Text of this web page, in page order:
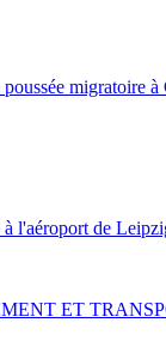
migratoire à
l'aéroport de
ET